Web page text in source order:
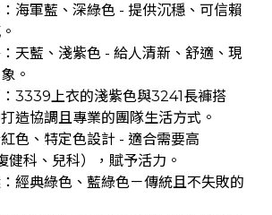
海軍藍、深綠色 - 提供沉穩、可信賴
天藍、淺紫色 - 給人清新、舒適、現
。
3339上衣的淺紫色與3241長褲搭
造協調且專業的團隊生活方式。
色、特定色設計 - 適合需要高
健科、兒科），賦予活力。
經典綠色、藍綠色－傳統且不失敗的